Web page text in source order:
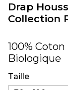
Drap
Collection
100%
Biologique
Taille